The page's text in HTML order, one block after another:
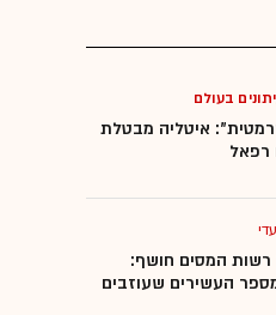
בעולם
איטליה מבטלת
רפאל
המסים חושף:
העשירים שעוזבים